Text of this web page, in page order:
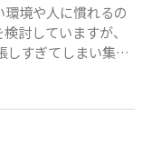
境や人に慣れるの
討していますが、
しすぎてしまい集中
の生徒と馴染め
苦手だから塾には